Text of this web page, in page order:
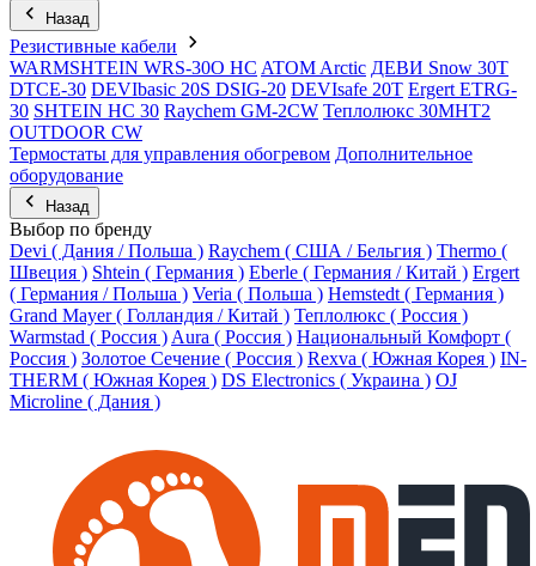
Назад
Резистивные кабели
WARMSHTEIN WRS-30O HC ATOM Arctic ДЕВИ Snow 30T
DTCE-30 DEVIbasic 20S DSIG-20 DEVIsafe 20T Ergert ETRG-
30 SHTEIN HC 30 Raychem GM-2CW Теплолюкс 30МНТ2
OUTDOOR CW
Термостаты для управления обогревом Дополнительное
оборудование
Назад
Выбор по бренду
Devi ( Дания / Польша ) Raychem ( США / Бельгия ) Thermo (
Швеция ) Shtein ( Германия ) Eberle ( Германия / Китай ) Ergert
( Германия / Польша ) Veria ( Польша ) Hemstedt ( Германия )
Grand Mayer ( Голландия / Китай ) Теплолюкс ( Россия )
Warmstad ( Россия ) Aura ( Россия ) Национальный Комфорт (
Россия ) Золотое Сечение ( Россия ) Rexva ( Южная Корея ) IN-
THERM ( Южная Корея ) DS Electronics ( Украина ) OJ
Microline ( Дания )